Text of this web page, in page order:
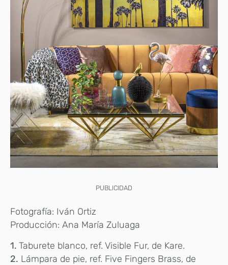
PUBLICIDAD
Fotografía: Iván Ortiz
Producción: Ana María Zuluaga
1. Taburete blanco, ref. Visible Fur, de Kare.
2. Lámpara de pie, ref. Five Fingers Brass, de